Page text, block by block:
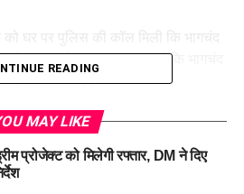
जांच में यह माना जा रहा है कि भागचंद
ट्रेन से गिर गए।
के पास करीब 200 गज की दूरी पर ट्रैक
था, जो उसकी नई शादी का प्रतीक
पर परिजन मोर्चरी पहुंचे, और पोस्टमार्टम
READING
MAY LIKE
प्रोजेक्ट को मिलेगी रफ्तार, DM ने दिए